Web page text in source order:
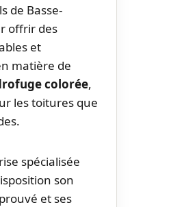
de Basse-
offrir des
et
matière de
colorée,
les toitures que
spécialisée
son
et ses